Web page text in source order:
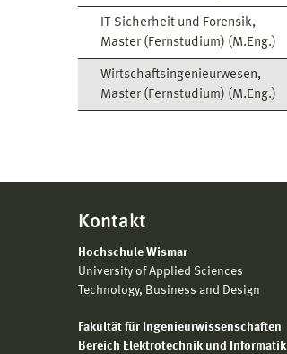
IT-Sicherheit und Forensik,
Master (Fernstudium) (M.Eng.)
Wirtschaftsingenieurwesen,
Master (Fernstudium) (M.Eng.)
Kontakt
Hochschule Wismar
University of Applied Sciences
Technology, Business and Design
Fakultät für Ingenieurwissenschaften
Bereich Elektrotechnik und Informatik